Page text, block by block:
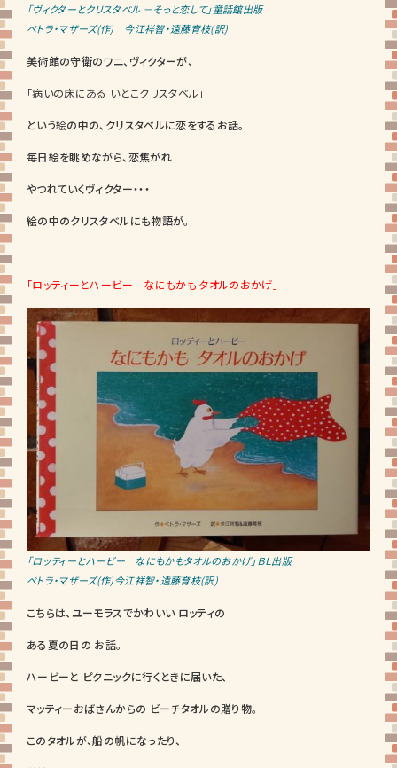
「ヴィクターとクリスタベル －そっと恋して」童話館出版
ペトラ・マザーズ(作) 今江祥智・遠藤育枝(訳)
美術館の守衛のワニ、ヴィクターが、
「病いの床にある いとこクリスタベル」
という絵の中の、クリスタベルに恋をするお話。
毎日絵を眺めながら、恋焦がれ
やつれていくヴィクター・・・
絵の中のクリスタベルにも物語が。
「ロッティーとハービー なにもかも タオルのおかげ」
「ロッティーとハービー なにもかもタオルのおかげ」ＢＬ出版
ペトラ・マザーズ(作)今江祥智・遠藤育枝(訳)
こちらは、ユーモラスでかわいい ロッティの
ある夏の日の お話。
ハービーと ピクニックに行くときに届いた、
マッティーおばさんからの ビーチタオルの贈り物。
このタオルが、船の帆になったり、